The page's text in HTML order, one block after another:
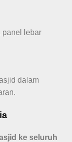
panel lebar
dalam
ke seluruh